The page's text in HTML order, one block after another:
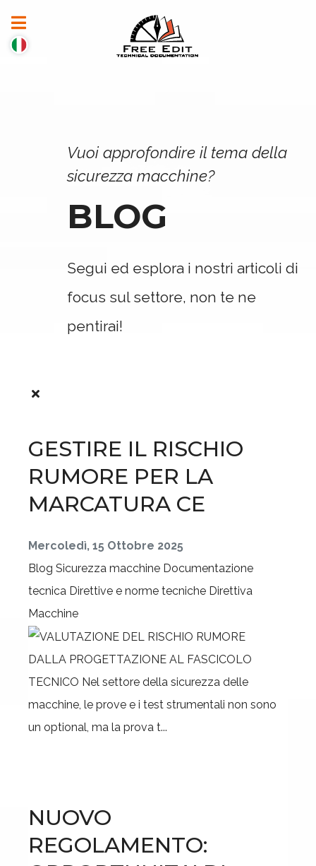
Vuoi approfondire il tema della
sicurezza macchine?
BLOG
Segui ed esplora i nostri articoli di
focus sul settore, non te ne
pentirai!
GESTIRE IL RISCHIO
RUMORE PER LA
MARCATURA CE
Mercoledì, 15 Ottobre 2025
Blog Sicurezza macchine Documentazione
tecnica Direttive e norme tecniche Direttiva
Macchine
DALLA PROGETTAZIONE AL FASCICOLO
TECNICO Nel settore della sicurezza delle
macchine, le prove e i test strumentali non sono
un optional, ma la prova t...
NUOVO
REGOLAMENTO: